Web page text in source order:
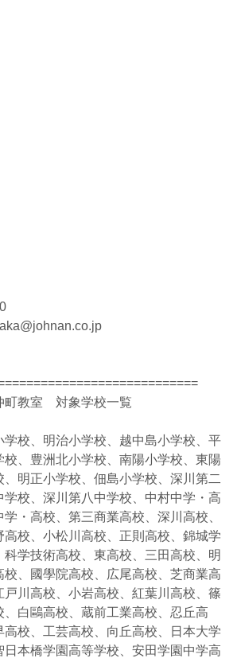
町教室 対象学校一覧
学校、明治小学校、越中島小学校、平
校、豊洲北小学校、南陽小学校、東陽
明正小学校、佃島小学校、深川第二
学校、深川第八中学校、中村中学・高
・高校、第三商業高校、深川高校、
高校、小松川高校、正則高校、錦城学
科学技術高校、東高校、三田高校、明
、國學院高校、広尾高校、芝商業高
川高校、小岩高校、紅葉川高校、篠
白鷗高校、蔵前工業高校、忍丘高
校、工芸高校、向丘高校、日本大学
本橋学園高等学校、安田学園中学高